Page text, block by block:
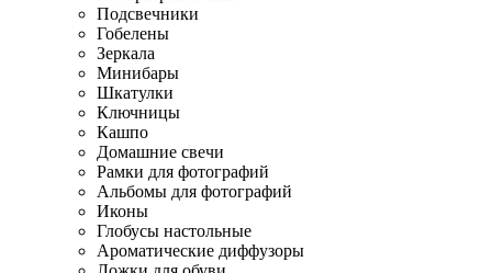
Подсвечники
Гобелены
Зеркала
Минибары
Шкатулки
Ключницы
Кашпо
Домашние свечи
Рамки для фотографий
Альбомы для фотографий
Иконы
Глобусы настольные
Ароматические диффузоры